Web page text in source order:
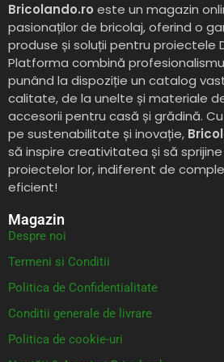
Bricolando.ro este un magazin
pasionaților de bricolaj, oferind o
produse și soluții pentru proiectele
Platforma combină
punând la dispoziție un catalog
calitate, de la unelte și materiale
accesorii pentru casă și grădină.
pe sustenabilitate și inovație,
să inspire creativitatea și să
proiectelor lor, indiferent de
eficient!
Magazin
Despre noi
Termeni si Conditii
Politica de Confidentialitate
Conditii generale de livrare
Politica de cookie-uri